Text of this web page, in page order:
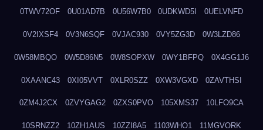
0TWV72OF 0U01AD7B 0U56W7B0 0UDKWD5I 0UELVNFD
0V2IXSF4 0V3N6SQF 0VJAC930 0VY5ZG3D 0W3LZD86
0W58MBQO 0W5D86N5 0W8SOPXW 0WY1BFPQ 0X4GG1J6
0XAANC43 0XI05VVT 0XLR0SZZ 0XW3VGXD 0ZAVTHSI
0ZM4J2CX 0ZVYGAG2 0ZXS0PVO 105XMS37 10LFO9CA
10SRNZZ2 10ZH1AUS 10ZZI8A5 1103WHO1 11MGVORK